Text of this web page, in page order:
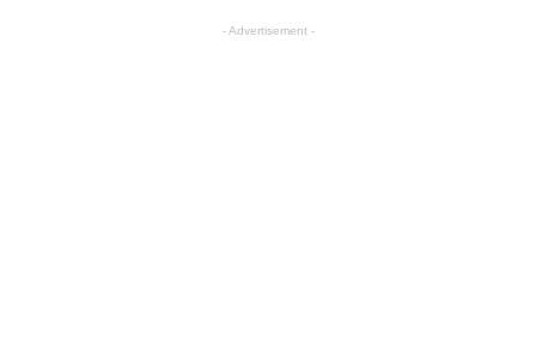
- Advertisement -